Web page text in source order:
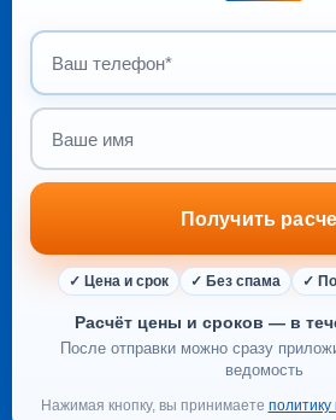
Ваш телефон
Ваше имя
Получить
✓ Цена и срок ✓ Без спама ✓
Расчёт цены и сроков — в
После отправки можно сразу
ведомость
Нажимая кнопку, вы принимаете